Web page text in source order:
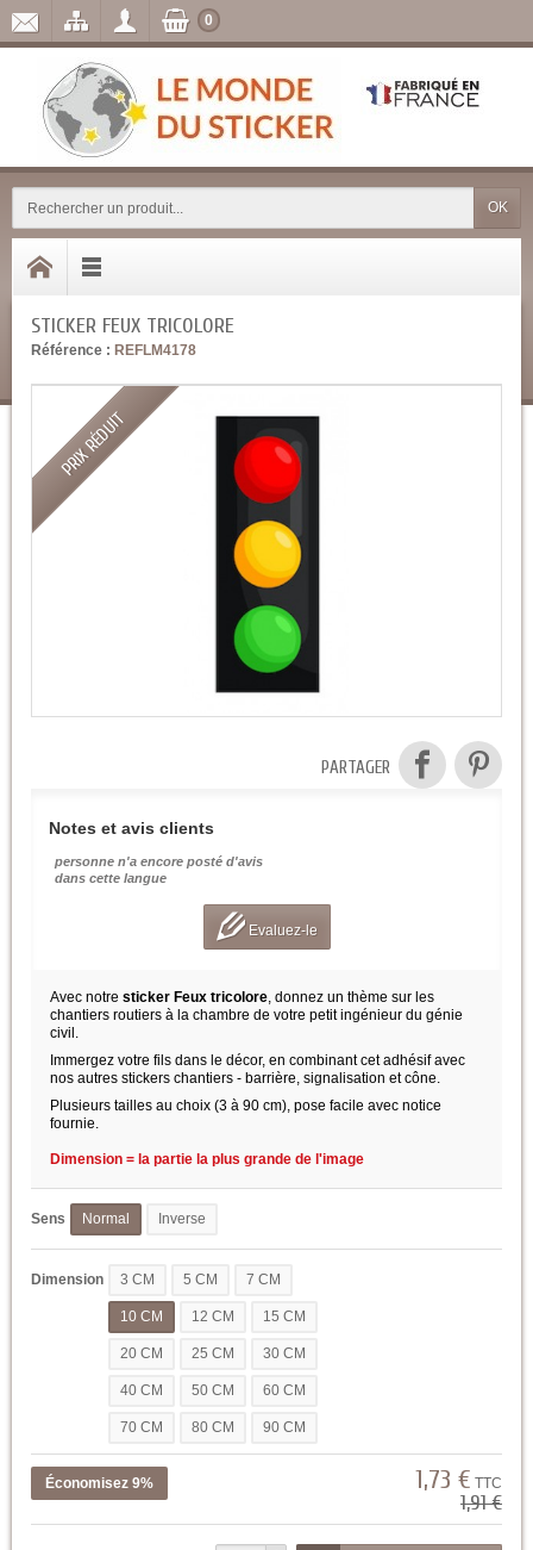
OK
0
STICKER FEUX TRICOLORE
Référence : REFLM4178
PRIX RÉDUIT
PARTAGER
Notes et avis clients
personne n'a encore posté d'avis
dans cette langue
Evaluez-le
Avec notre sticker Feux tricolore, donnez un thème sur les
chantiers routiers à la chambre de votre petit ingénieur du génie
civil.
Immergez votre fils dans le décor, en combinant cet adhésif avec
nos autres stickers chantiers - barrière, signalisation et cône.
Plusieurs tailles au choix (3 à 90 cm), pose facile avec notice
fournie.
Dimension = la partie la plus grande de l'image
Sens Normal Inverse
Dimension 3 CM 5 CM 7 CM
10 CM 12 CM 15 CM
20 CM 25 CM 30 CM
40 CM 50 CM 60 CM
70 CM 80 CM 90 CM
Économisez 9% 1,73 € TTC
1,91 €